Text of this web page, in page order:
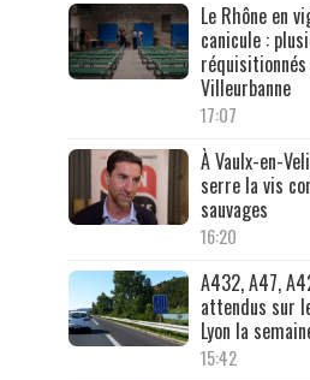
Le Rhône en
canicule :
réquisitionnés
Villeurbanne
17:07
À Vaulx-en-
serre la vis
sauvages
16:20
A432, A47,
attendus sur
Lyon la
15:42